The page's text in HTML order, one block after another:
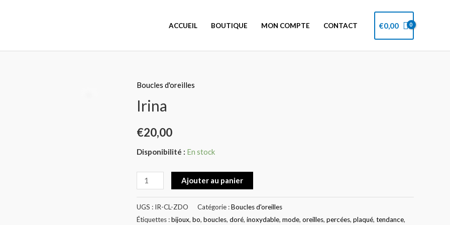
ACCUEIL BOUTIQUE MON COMPTE CONTACT €0,00
Boucles d'oreilles
Irina
€20,00
Disponibilité : En stock
quantité
de
Irina
Ajouter au panier
UGS : IR-CL-ZDO Catégorie :Boucles d'oreilles
Étiquettes :bijoux, bo, boucles, doré, inoxydable, mode, oreilles, percées, plaqué, tendance,